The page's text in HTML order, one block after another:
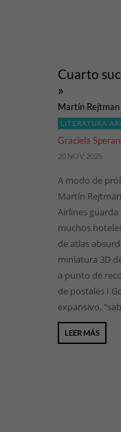
Cuarto
»
Martín Rejtman
LITERATURA
Graciela
20 NOV, 2025
A modo de
Martín
Airlines
muchos
de atlas
miniatura 3D
a punto de
de postales I
expansivo,
LEER MÁS